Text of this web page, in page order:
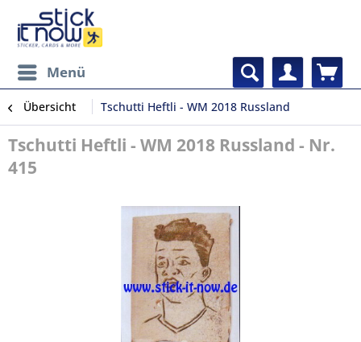
Menü
Übersicht Tschutti Heftli - WM 2018 Russland
Tschutti Heftli - WM 2018 Russland - Nr.
415